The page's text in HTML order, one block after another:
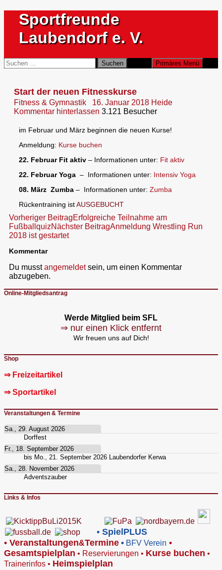
Inhalt
springen
Sportfreunde
Laubendorf e. V.
Suchen Primäres Menü
Suchen
nach:
Start der neuen Fitnesskurse
Fitness & Gymnastik 16. Januar 2018 Heide
Kommentar hinterlassen 3.121 Besucher
im Februar und März beginnen die neuen Kurse!
Anmeldung: Kurse buchen
22. Februar Fit aktiv – Informationen unter: Fit aktiv
22. Februar Yoga – Informationen unter: Intensiv Yoga
08. März Zumba – Informationen unter: Zumba
Rückentraining istAUSGEBUCHT
Beitragsnavigation
Vorheriger BeitragErfolgreiche Teilnahme am
FußballquizNächster BeitragAnmeldung Wrestling Run
2018 ist gestartet
Kommentar
Du musstangemeldetsein, um einen Kommentar
abzugeben.
Online-Mitgliedsantrag
Werde Mitglied beim SFL
⇒ nur einen Klick entfernt
Wir freuen uns auf Dich!
Shop
⇒ Freizeitartikel
⇒ Sportartikel
Veranstaltungen & Termine
Sa., 29. August 2026
Dorffest
Fr., 18. September 2026
bis Mo., 21. September 2026
Laubendorfer Kerwa
Sa., 28. November 2026
Adventszauber
Links & Infos
• SpielPLUS
• Veranstaltungen&Termine • BFV Verein •
Gesamtspielplan • Reservierungen • Kurse buchen •
Trainerinfos • Heimspielplan